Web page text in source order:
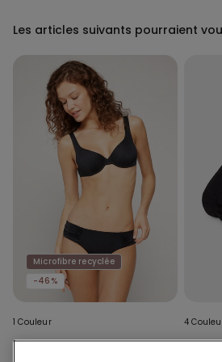
Les articles suivants pourraient
Microfibre recyclée
-46%
1 Couleur
Bas de Bikini Taille Haute avec
4
5